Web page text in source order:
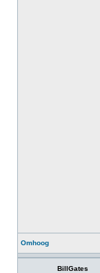
Omhoog
BillGates